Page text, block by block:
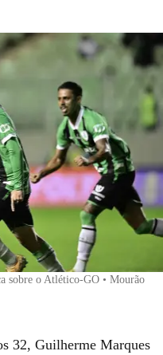
sobre o Atlético-GO • Mourão
32, Guilherme Marques